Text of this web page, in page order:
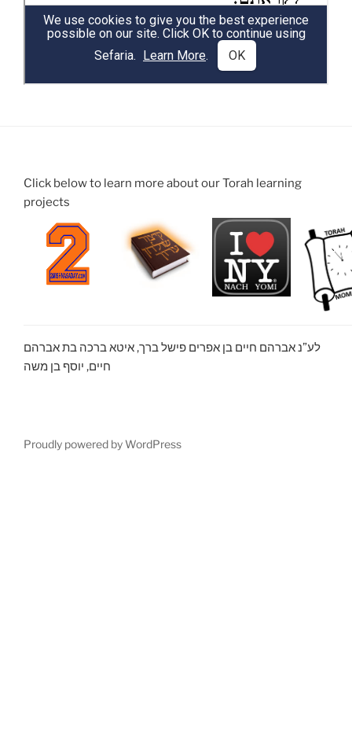
Click below to learn more about our Torah learning
projects
לע”נ אברהם חיים בן אפרים פישל ברך, איטא ברכה בת אברהם
חיים, יוסף בן משה
Proudly powered by WordPress